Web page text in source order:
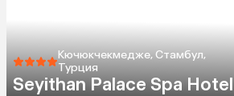
Кючюкчекмедже, Стамбул,
Турция
Seyithan Palace Spa Hotel